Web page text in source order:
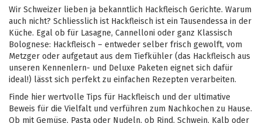
Wir Schweizer lieben ja bekanntlich Hackfleisch Gerichte. Warum
auch nicht? Schliesslich ist Hackfleisch ist ein Tausendessa in der
Küche. Egal ob für Lasagne, Cannelloni oder ganz Klassisch
Bolognese: Hackfleisch – entweder selber frisch gewolft, vom
Metzger oder aufgetaut aus dem Tiefkühler (das Hackfleisch aus
unseren Kennenlern- und Deluxe Paketen eignet sich dafür
ideal!) lässt sich perfekt zu einfachen Rezepten verarbeiten.
Finde hier wertvolle Tips für Hackfleisch und der ultimative
Beweis für die Vielfalt und verführen zum Nachkochen zu Hause.
Ob mit Gemüse, Pasta oder Nudeln, ob Rind, Schwein, Kalb oder